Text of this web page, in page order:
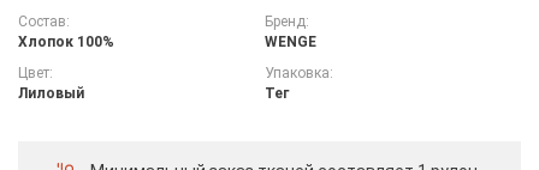
Состав:
Хлопок 100%
Бренд:
WENGE
Цвет:
Лиловый
Упаковка:
Тег